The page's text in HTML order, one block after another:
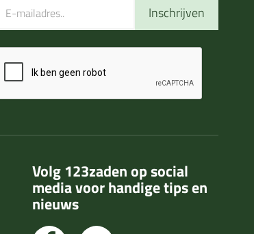
Inschrijven
Volg 123zaden op social
media voor handige tips en
nieuws